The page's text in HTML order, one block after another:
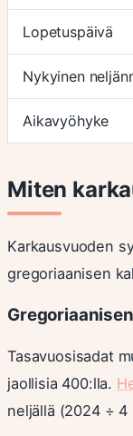
Lopetuspäivä
Nykyinen
Aikavyöhyke
Miten
Karkausvuoden
gregoriaanisen
Tasavuosisadat
jaollisia 400:lla.
neljällä (2024 ÷ 4